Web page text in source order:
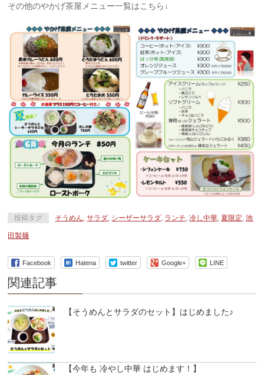
その他のやかげ茶屋メニュー一覧はこちら↓
投稿タグ そうめん,サラダ, シーザーサラダ, ランチ,冷し中華,夏限定,池
田製麺
Facebook Hatena twitter Google+ LINE
関連記事
【そうめんとサラダのセット】はじめました♪
【今年も 冷やし中華 はじめます！】